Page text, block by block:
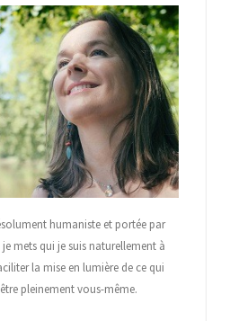
humaniste et portée par
mets qui je suis naturellement à
la mise en lumière de ce qui
pleinement vous-même.